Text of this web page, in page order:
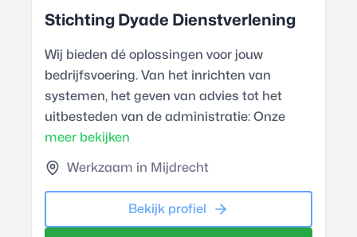
Stichting Dyade Dienstverlening
Wij bieden dé oplossingen voor jouw
bedrijfsvoering. Van het inrichten van
systemen, het geven van advies tot het
uitbesteden van de administratie: Onze
meer bekijken
Werkzaam in Mijdrecht
Bekijk profiel